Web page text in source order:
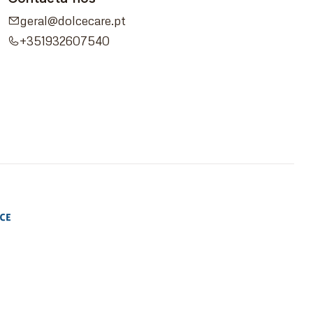
geral@dolcecare.pt
+351932607540